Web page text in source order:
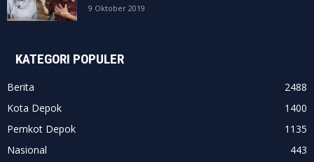
9 Oktober 2019
KATEGORI POPULER
Berita
2488
Kota Depok
1400
Pemkot Depok
1135
Nasional
443